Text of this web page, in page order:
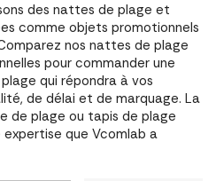
des nattes de plage et
comme objets promotionnels
nos nattes de plage
pour commander une
qui répondra à vos
de délai et de marquage. La
de plage ou tapis de plage
que Vcomlab a